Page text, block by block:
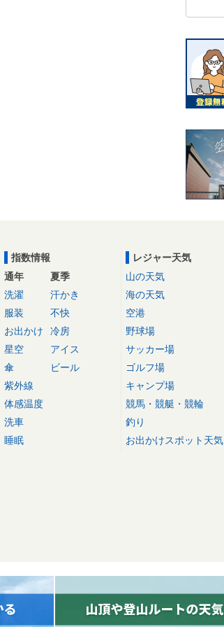
指数情報
通年
洗濯
服装
お出かけ
星空
傘
紫外線
体感温度
洗車
睡眠
夏季
汗かき
不快
冷房
アイス
ビール
レジャー天気
山の天気
海の天気
空港
野球場
サッカー場
ゴルフ場
キャンプ場
競馬・競艇・競輪
釣り
お出かけスポット天気